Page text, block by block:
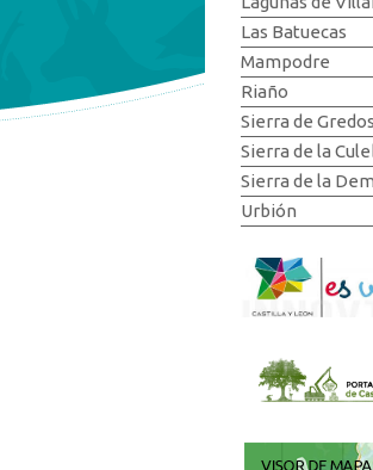
Las Batuecas
Mampodre
Riaño
Sierra de Gredos
Sierra de la
Sierra de la
Urbión